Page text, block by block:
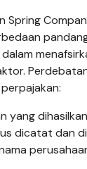
Spring
yang
dicatat dan